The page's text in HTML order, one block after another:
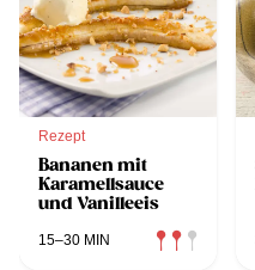
Rezept
Bananen mit
Karamellsauce
und Vanilleeis
15–30 MIN